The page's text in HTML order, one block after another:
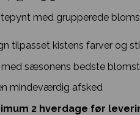
med grupperede
tilpasset kistens farver og
med sæsonens bedste
mindeværdig afsked
2 hverdage før